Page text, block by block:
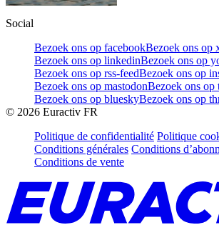
Social
Bezoek ons op facebookBezoek ons op
Bezoek ons op linkedinBezoek ons op
Bezoek ons op rss-feedBezoek ons op
Bezoek ons op mastodonBezoek ons op
Bezoek ons op blueskyBezoek ons op
© 2026 Euractiv FR
Politique de confidentialité Politique
Conditions générales Conditions
Conditions de vente